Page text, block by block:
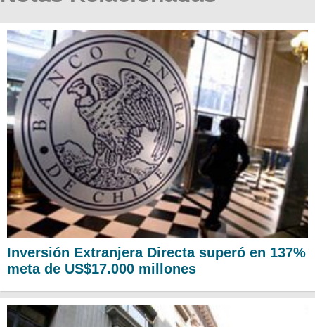
Inversión Extranjera Directa superó en 137%
meta de US$17.000 millones